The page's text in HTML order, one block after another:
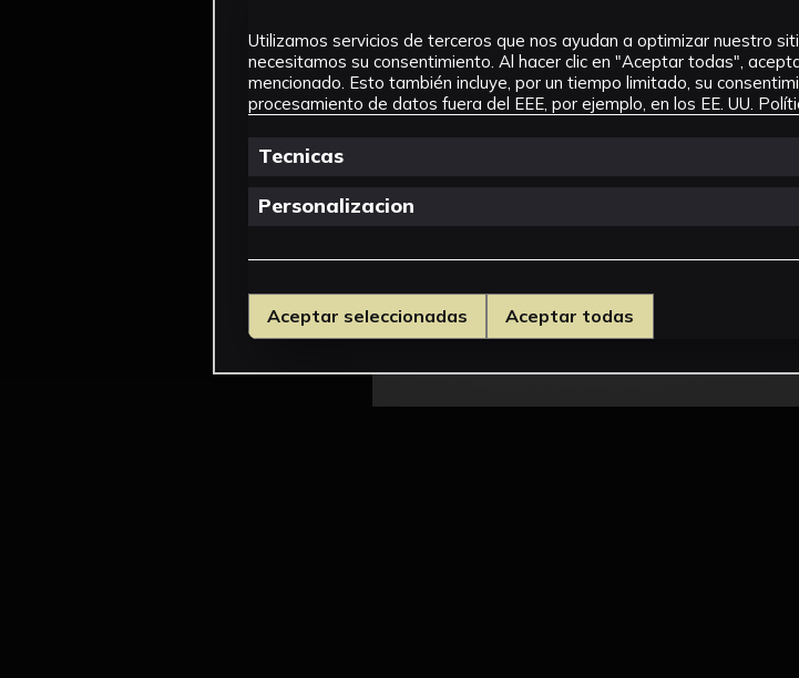
Utilizamos servicios de terceros que nos ayudan a optimizar nuestro
necesitamos su consentimiento. Al hacer clic en "Aceptar todas",
mencionado. Esto también incluye, por un tiempo limitado, su
procesamiento de datos fuera del EEE, por ejemplo, en los EE. UU.
Tecnicas
Personalizacion
Aceptar seleccionadas Aceptar todas